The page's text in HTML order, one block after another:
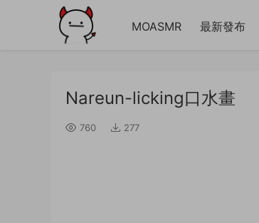
MOASMR 最新發布
Nareun-licking口水畫
760 277